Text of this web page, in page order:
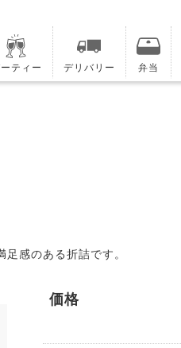
ティー デリバリー 弁当
感のある折詰です。
価格